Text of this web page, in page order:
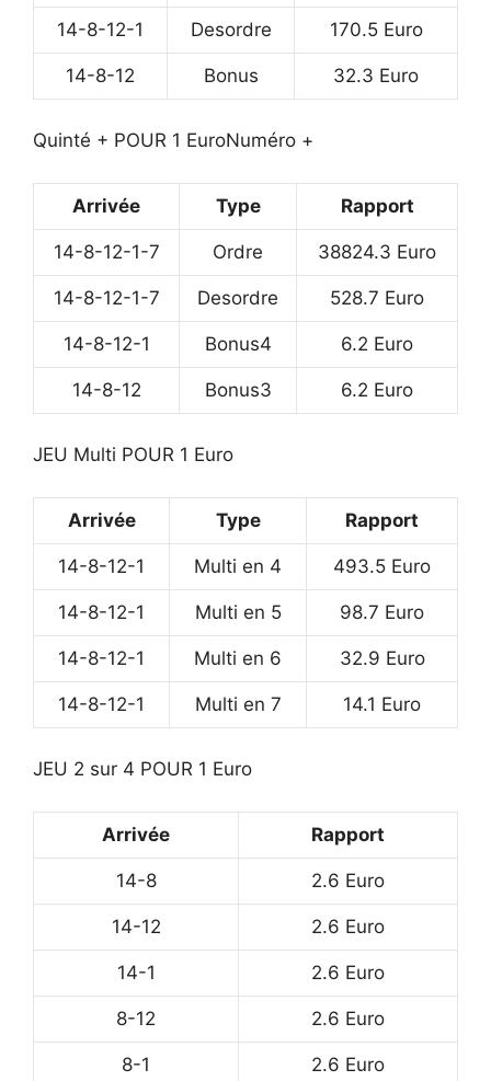
14-8-12-1 Desordre 170.5 Euro
14-8-12 Bonus 32.3 Euro
Quinté + POUR 1 EuroNuméro +
Arrivée Type Rapport
14-8-12-1-7 Ordre 38824.3 Euro
14-8-12-1-7 Desordre 528.7 Euro
14-8-12-1 Bonus4 6.2 Euro
14-8-12 Bonus3 6.2 Euro
JEU Multi POUR 1 Euro
Arrivée Type Rapport
14-8-12-1 Multi en 4 493.5 Euro
14-8-12-1 Multi en 5 98.7 Euro
14-8-12-1 Multi en 6 32.9 Euro
14-8-12-1 Multi en 7 14.1 Euro
JEU 2 sur 4 POUR 1 Euro
Arrivée Rapport
14-8 2.6 Euro
14-12 2.6 Euro
14-1 2.6 Euro
8-12 2.6 Euro
8-1 2.6 Euro